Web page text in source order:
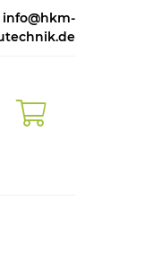
info@hkm-